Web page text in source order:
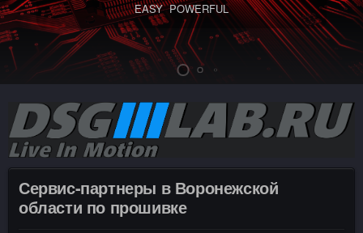
EASY POWERFUL
Сервис-партнеры в Воронежской
области по прошивке